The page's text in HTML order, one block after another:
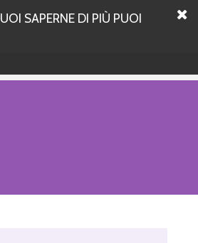
SAPERNE DI PIÙ PUOI